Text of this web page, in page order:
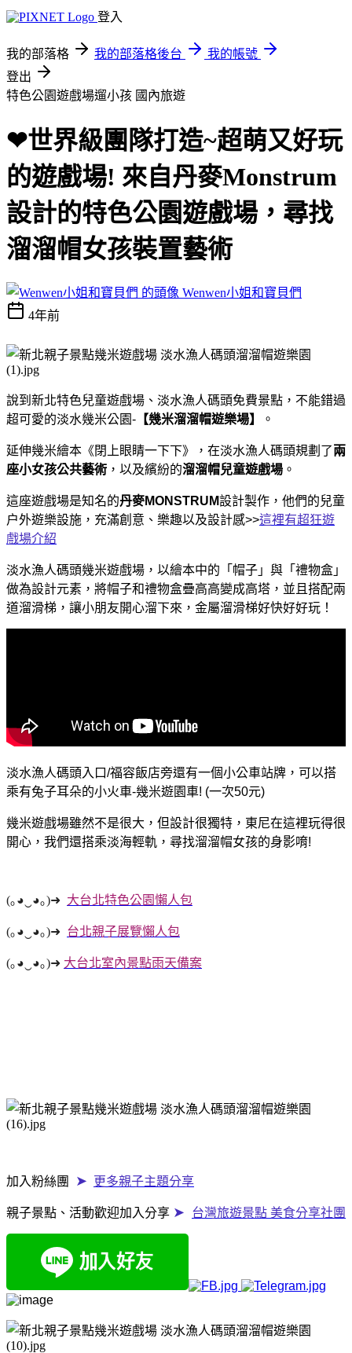
登入
我的部落格 我的部落格後台
我的帳號
登出
特色公園遊戲場遛小孩 國內旅遊
❤世界級團隊打造~超萌又好玩
的遊戲場! 來自丹麥Monstrum
設計的特色公園遊戲場，尋找
溜溜帽女孩裝置藝術
Wenwen小姐和寶貝們
4年前
說到新北特色兒童遊戲場、淡水漁人碼頭免費景點，不能錯過
超可愛的淡水幾米公園- 【幾米溜溜帽遊樂場】 。
延伸幾米繪本《閉上眼睛一下下》，在淡水漁人碼頭規劃了兩
座小女孩公共藝術 ，以及繽紛的溜溜帽兒童遊戲場 。
這座遊戲場是知名的丹麥MONSTRUM設計製作，他們的兒童
户外遊樂設施，充滿創意、樂趣以及設計感>>這裡有超狂遊
戲場介紹
淡水漁人碼頭幾米遊戲場，以繪本中的「帽子」與「禮物盒」
做為設計元素，將帽子和禮物盒疊高高變成高塔，並且搭配兩
道溜滑梯，讓小朋友開心溜下來，金屬溜滑梯好快好好玩！
淡水漁人碼頭入口/福容飯店旁還有一個小公車站牌，可以搭
乘有兔子耳朵的小火車-幾米遊園車! (一次50元)
幾米遊戲場雖然不是很大，但設計很獨特，東尼在這裡玩得很
開心，我們還搭乘淡海輕軌，尋找溜溜帽女孩的身影唷!
(｡◕‿◕｡)➜ 大台北特色公園懶人包
(｡◕‿◕｡)➜ 台北親子展覽懶人包
(｡◕‿◕｡)➜ 大台北室內景點雨天備案
加入粉絲團 ➤ 更多親子主題分享
親子景點、活動歡迎加入分享 ➤ 台灣旅遊景點 美食分享社團